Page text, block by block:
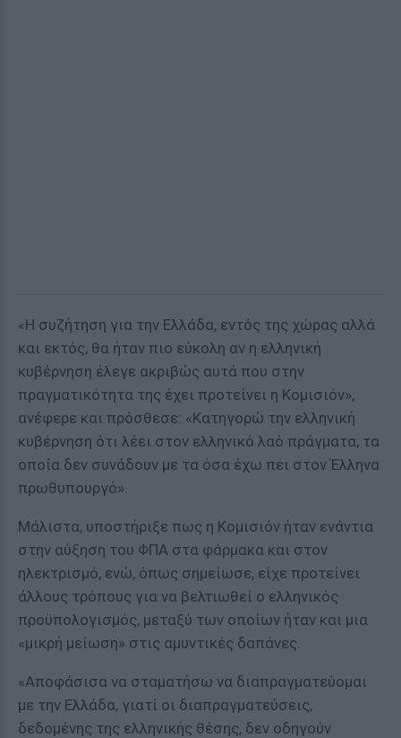
«Η συζήτηση για την Ελλάδα, εντός της χώρας αλλά
και εκτός, θα ήταν πιο εύκολη αν η ελληνική
κυβέρνηση έλεγε ακριβώς αυτά που στην
πραγματικότητα της έχει προτείνει η Κομισιόν»,
ανέφερε και πρόσθεσε: «Κατηγορώ την ελληνική
κυβέρνηση ότι λέει στον ελληνικό λαό πράγματα, τα
οποία δεν συνάδουν με τα όσα έχω πει στον Έλληνα
πρωθυπουργό».
Μάλιστα, υποστήριξε πως η Κομισιόν ήταν ενάντια
στην αύξηση του ΦΠΑ στα φάρμακα και στον
ηλεκτρισμό, ενώ, όπως σημείωσε, είχε προτείνει
άλλους τρόπους για να βελτιωθεί ο ελληνικός
προϋπολογισμός, μεταξύ των οποίων ήταν και μια
«μικρή μείωση» στις αμυντικές δαπάνες.
«Αποφάσισα να σταματήσω να διαπραγματεύομαι
με την Ελλάδα, γιατί οι διαπραγματεύσεις,
δεδομένης της ελληνικής θέσης, δεν οδηγούν